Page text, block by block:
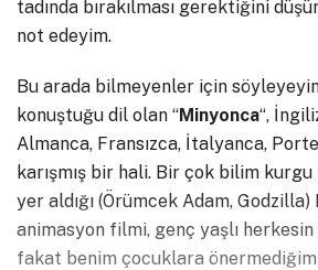
tadında bırakılması gerektiğini
not edeyim.
Bu arada bilmeyenler için
konuştuğu dil olan “Minyonca“,
Almanca, Fransızca, İtalyanca,
karışmış bir hali. Bir çok bilim kurgu
yer aldığı (Örümcek Adam,
animasyon filmi, genç yaşlı
fakat benim çocuklara önermediğim